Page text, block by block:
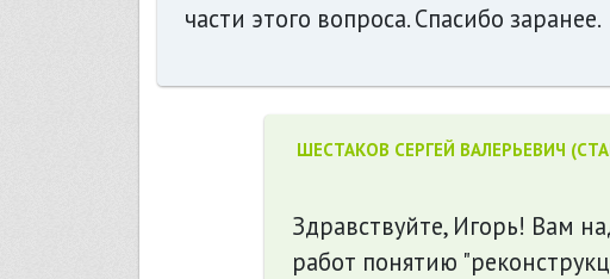
части этого вопроса. Спасибо заранее.
ШЕСТАКОВ СЕРГЕЙ ВАЛЕРЬЕВИЧ
Здравствуйте, Игорь! Вам
работ понятию